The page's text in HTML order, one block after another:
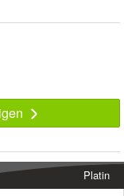
Platin